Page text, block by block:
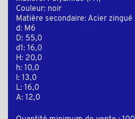
Couleur: noir
Matière secondaire: Acier zingué
d: M6
D: 55,0
d1: 16,0
H: 20,0
h: 10,0
l: 13,0
L: 16,0
A: 12,0